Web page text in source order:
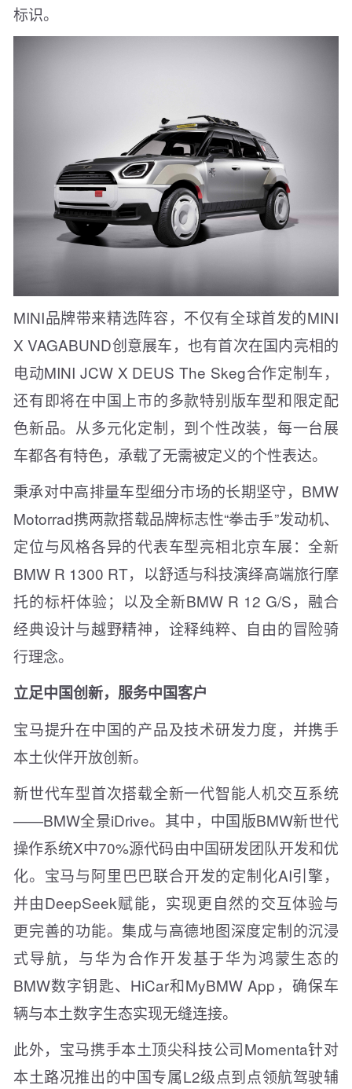
标识。
MINI品牌带来精选阵容，不仅有全球首发的MINI
X VAGABUND创意展车，也有首次在国内亮相的
电动MINI JCW X DEUS The Skeg合作定制车，
还有即将在中国上市的多款特别版车型和限定配
色新品。从多元化定制，到个性改装，每一台展
车都各有特色，承载了无需被定义的个性表达。
秉承对中高排量车型细分市场的长期坚守，BMW
Motorrad携两款搭载品牌标志性“拳击手”发动机、
定位与风格各异的代表车型亮相北京车展：全新
BMW R 1300 RT，以舒适与科技演绎高端旅行摩
托的标杆体验；以及全新BMW R 12 G/S，融合
经典设计与越野精神，诠释纯粹、自由的冒险骑
行理念。
立足中国创新，服务中国客户
宝马提升在中国的产品及技术研发力度，并携手
本土伙伴开放创新。
新世代车型首次搭载全新一代智能人机交互系统
——BMW全景iDrive。其中，中国版BMW新世代
操作系统X中70%源代码由中国研发团队开发和优
化。宝马与阿里巴巴联合开发的定制化AI引擎，
并由DeepSeek赋能，实现更自然的交互体验与
更完善的功能。集成与高德地图深度定制的沉浸
式导航，与华为合作开发基于华为鸿蒙生态的
BMW数字钥匙、HiCar和MyBMW App，确保车
辆与本土数字生态实现无缝连接。
此外，宝马携手本土顶尖科技公司Momenta针对
本土路况推出的中国专属L2级点到点领航驾驶辅